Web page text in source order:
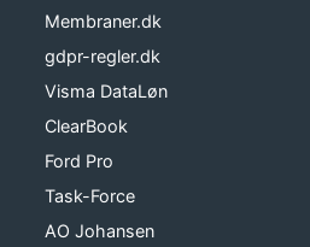
Membraner.dk
gdpr-regler.dk
Visma DataLøn
ClearBook
Ford Pro
Task-Force
AO Johansen